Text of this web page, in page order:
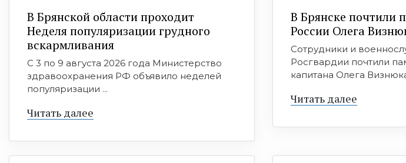
В Брянской области проходит
Неделя популяризации грудного
вскармливания
С 3 по 9 августа 2026 года Министерство
здравоохранения РФ объявило неделей
популяризации ...
Читать далее
В Брянске почтили
России Олега
Сотрудники и
Росгвардии почтили
капитана Олега
Читать далее